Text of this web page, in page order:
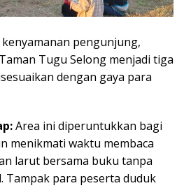
pengunjung,
Tugu Selong menjadi tiga
dengan gaya para
Area ini diperuntukkan bagi
menikmati waktu membaca
larut bersama buku tanpa
Tampak para peserta duduk